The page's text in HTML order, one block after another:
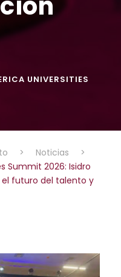
UNIVERSITIES
> Noticias
>
Summit 2026: Isidro
el futuro del talento y